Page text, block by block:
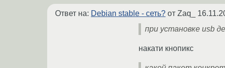
Ответ на: Debian stable - сеть? от Zaq_
при установке usb
накати кнопикс